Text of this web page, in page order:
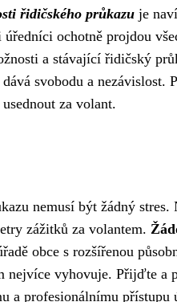
řidičského průkazu je
ochotně projdou
a stávající řidičský
svobodu a nezávislost.
za volant.
nemusí být žádný
zážitků za volantem.
obce s rozšířenou
vyhovuje. Přijďte a
a profesionálnímu